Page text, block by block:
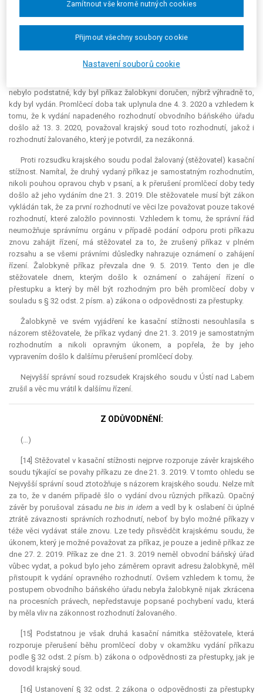
na rozhodnutí, které sloužilo pouze k opravě předchozího příkazu a
krajský soud přisvědčil námitce žalobkyně, že došlo k zániku
vzhledem k povaze druhého příkazu musela být vázána na vydání
nebylo podstatné, kdy byl příkaz žalobkyni doručen, nýbrž výhradně to,
kdy byl vydán. Promlčecí doba tak uplynula dne 4. 3. 2020 a vzhledem k
tomu, že k vydání napadeného rozhodnutí obvodního báňského úřadu
došlo až 13. 3. 2020, považoval krajský soud toto rozhodnutí, jakož i
rozhodnutí žalovaného, který je potvrdil, za nezákonná.
Proti rozsudku krajského soudu podal žalovaný (stěžovatel) kasační
stížnost. Namítal, že druhý vydaný příkaz je samostatným rozhodnutím,
nikoli pouhou opravou chyb v psaní, a k přerušení promlčecí doby tedy
došlo až jeho vydáním dne 21. 3. 2019. Dle stěžovatele musí být zákon
vykládán tak, že za první rozhodnutí ve věci lze považovat pouze takové
rozhodnutí, které založilo povinnosti. Vzhledem k tomu, že správní řád
neumožňuje správnímu orgánu v případě podání odporu proti příkazu
znovu zahájit řízení, má stěžovatel za to, že zrušený příkaz v plném
rozsahu a se všemi právními důsledky nahrazuje oznámení o zahájení
řízení. Žalobkyně příkaz převzala dne 9. 5. 2019. Tento den je dle
stěžovatele dnem, kterým došlo k oznámení o zahájení řízení o
přestupku a který by měl být rozhodným pro běh promlčecí doby v
souladu s § 32 odst. 2 písm. a) zákona o odpovědnosti za přestupky.
Žalobkyně ve svém vyjádření ke kasační stížnosti nesouhlasila s
názorem stěžovatele, že příkaz vydaný dne 21. 3. 2019 je samostatným
rozhodnutím a nikoli opravným úkonem, a popřela, že by jeho
vypravením došlo k dalšímu přerušení promlčecí doby.
Nejvyšší správní soud rozsudek Krajského soudu v Ústí nad Labem
zrušil a věc mu vrátil k dalšímu řízení.
Z ODŮVODNĚNÍ:
(…)
[14] Stěžovatel v kasační stížnosti nejprve rozporuje závěr krajského
soudu týkající se povahy příkazu ze dne 21. 3. 2019. V tomto ohledu se
Nejvyšší správní soud ztotožňuje s názorem krajského soudu. Nelze mít
za to, že v daném případě šlo o vydání dvou různých příkazů. Opačný
závěr by porušoval zásadu ne bis in idema vedl by k oslabení či úplné
ztrátě závaznosti správních rozhodnutí, neboť by bylo možné příkazy v
téže věci vydávat stále znovu. Lze tedy přisvědčit krajskému soudu, že
úkonem, který je možné považovat za příkaz, je pouze a jedině příkaz ze
dne 27. 2. 2019. Příkaz ze dne 21. 3. 2019 neměl obvodní báňský úřad
vůbec vydat, a pokud bylo jeho záměrem opravit adresu žalobkyně, měl
přistoupit k vydání opravného rozhodnutí. Ovšem vzhledem k tomu, že
postupem obvodního báňského úřadu nebyla žalobkyně nijak zkrácena
na procesních právech, nepředstavuje popsané pochybení vadu, která
by měla vliv na zákonnost rozhodnutí žalovaného.
[15] Podstatnou je však druhá kasační námitka stěžovatele, která
rozporuje přerušení běhu promlčecí doby v okamžiku vydání příkazu
podle § 32 odst. 2 písm. b) zákona o odpovědnosti za přestupky, jak je
dovodil krajský soud.
[16] Ustanovení § 32 odst. 2 zákona o odpovědnosti za přestupky
Nastavení souborů cookie
Zamítnout vše kromě nutných cookies
Přijmout všechny soubory cookie